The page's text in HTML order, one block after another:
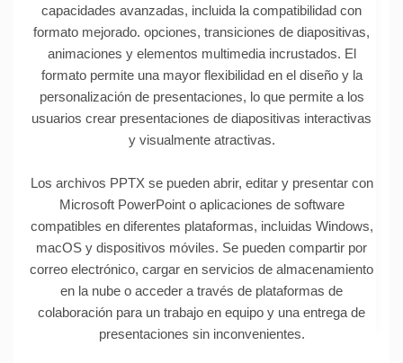
capacidades avanzadas, incluida la compatibilidad con
formato mejorado. opciones, transiciones de diapositivas,
animaciones y elementos multimedia incrustados. El
formato permite una mayor flexibilidad en el diseño y la
personalización de presentaciones, lo que permite a los
usuarios crear presentaciones de diapositivas interactivas
y visualmente atractivas.
Los archivos PPTX se pueden abrir, editar y presentar con
Microsoft PowerPoint o aplicaciones de software
compatibles en diferentes plataformas, incluidas Windows,
macOS y dispositivos móviles. Se pueden compartir por
correo electrónico, cargar en servicios de almacenamiento
en la nube o acceder a través de plataformas de
colaboración para un trabajo en equipo y una entrega de
presentaciones sin inconvenientes.